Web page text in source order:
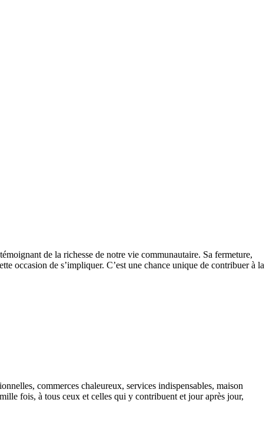
de la richesse de notre vie communautaire. Sa fermeture,
occasion de s’impliquer. C’est une chance unique de contribuer à la
commerces chaleureux, services indispensables, maison
fois, à tous ceux et celles qui y contribuent et jour après jour,